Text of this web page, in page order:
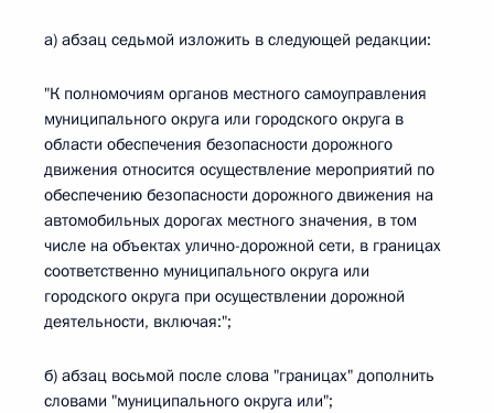
а) абзац седьмой изложить в следующей редакции:
"К полномочиям органов местного самоуправления
муниципального округа или городского округа в
области обеспечения безопасности дорожного
движения относится осуществление мероприятий по
обеспечению безопасности дорожного движения на
автомобильных дорогах местного значения, в том
числе на объектах улично-дорожной сети, в границах
соответственно муниципального округа или
городского округа при осуществлении дорожной
деятельности, включая:";
б) абзац восьмой после слова "границах" дополнить
словами "муниципального округа или";